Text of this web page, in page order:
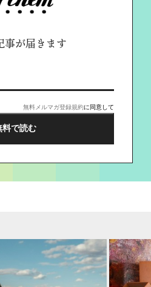
事が届きます
無料メルマガ登録規約に同意して